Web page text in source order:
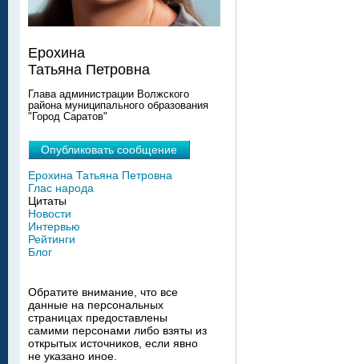
Ерохина
Татьяна Петровна
Глава администрации Волжского
района муниципального образования
"Город Саратов"
Опубликовать сообщение
Ерохина Татьяна Петровна
Глас народа
Цитаты
Новости
Интервью
Рейтинги
Блог
Обратите внимание, что все
данные на персональных
страницах предоставлены
самими персонами либо взяты из
открытых источников, если явно
не указано иное.